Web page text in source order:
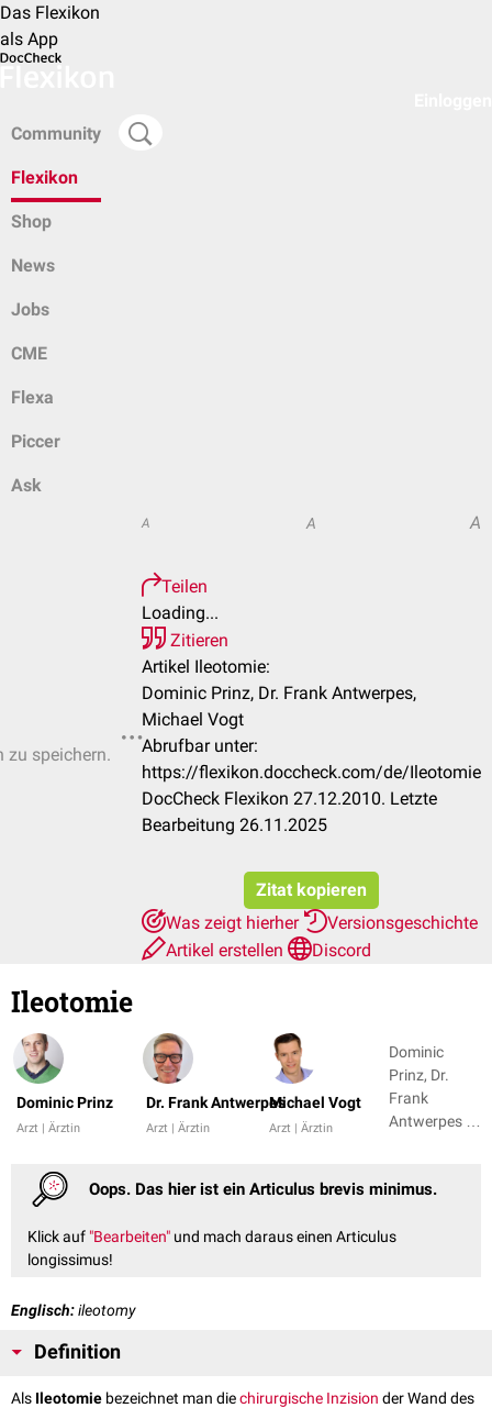
Das Flexikon
als App
Community
Flexikon
Shop
News
Jobs
CME
Flexa
Piccer
Ask
zu speichern.
A A A
Teilen
Loading...
Zitieren
Artikel Ileotomie:
Dominic Prinz, Dr. Frank Antwerpes,
Michael Vogt
Abrufbar unter:
https://flexikon.doccheck.com/de/Ileotomie
DocCheck Flexikon 27.12.2010. Letzte
Bearbeitung 26.11.2025
Zitat kopieren
Was zeigt hierher
Versionsgeschichte
Artikel erstellen
Discord
Ileotomie
Dominic Prinz
Arzt | Ärztin
Dr. Frank Antwerpes
Arzt | Ärztin
Michael Vogt
Arzt | Ärztin
Dominic
Prinz, Dr.
Frank
Antwerpes +
Oops. Das hier ist ein Articulus brevis minimus.
Klick auf "Bearbeiten" und mach daraus einen Articulus
longissimus!
Englisch:ileotomy
Definition
Als Ileotomie bezeichnet man diechirurgische Inzision der Wand des